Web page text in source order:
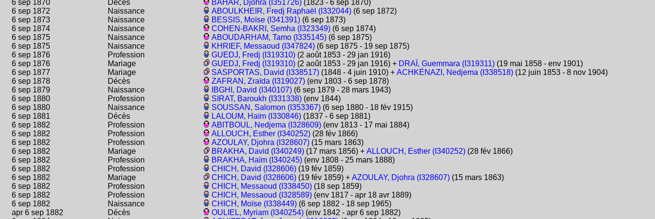
6 sep 1870
Décès BAHAR, Djohra (I351726) (1823 - 6 sep 1870)
6 sep 1872
Naissance ABOULKHEIR, Fredj Raphaël (I332044) (6 sep 1872)
6 sep 1873
Naissance BESSIS, Moïse (I341391) (6 sep 1873)
6 sep 1874
Naissance COHEN-BAKRI, Semha (I323349) (6 sep 1874)
6 sep 1875
Naissance ABOUDARHAM, Tamo (I335145) (6 sep 1875)
6 sep 1875
Naissance KHRIEF, Messaoud (I347824) (6 sep 1875 - 19 sep 1875)
6 sep 1876
Profession GUEDJ, Fredj (I319310) (2 août 1853 - 29 jan 1916)
6 sep 1876
Mariage GUEDJ, Fredj (I319310) (2 août 1853 - 29 jan 1916) + DRAÏ, Guemmara (I319311) (19 mai 1858 - env 1901)
6 sep 1877
Mariage SASPORTAS, David (I338517) (1848 - 4 juin 1910) +ACHKÉNAZI, Nedjema (I338518) (12 juin 1853 - 8 nov 1904)
6 sep 1878
Décès ZAFRAN, Zraïda (I319027) (env 1803 - 6 sep 1878)
6 sep 1879
Naissance IBGHI, David (I340107) (6 sep 1879 - 28 mars 1943)
6 sep 1880
Profession SIRAT, Baroukh (I331338) (env 1844)
6 sep 1880
Naissance SOUSSAN, Salomon (I353367) (6 sep 1880 - 18 fév 1915)
6 sep 1881
Décès LALOUM, Haïm (I330846) (1837 - 6 sep 1881)
6 sep 1882
Profession ABITBOUL, Nedjema (I328609) (env 1813 - 17 mai 1884)
6 sep 1882
Profession ALLOUCH, Esther (I340252) (28 fév 1866)
6 sep 1882
Profession AZOULAY, Djohra (I328607) (15 mars 1863)
6 sep 1882
Mariage BRAKHA, David (I340249) (17 mars 1856) +ALLOUCH, Esther (I340252) (28 fév 1866)
6 sep 1882
Profession BRAKHA, Haïm (I340245) (env 1808 - 25 mars 1888)
6 sep 1882
Profession CHICH, David (I328606) (19 fév 1859)
6 sep 1882
Mariage CHICH, David (I328606) (19 fév 1859) +AZOULAY, Djohra (I328607) (15 mars 1863)
6 sep 1882
Profession CHICH, Messaoud (I338450) (18 sep 1859)
6 sep 1882
Profession CHICH, Messaoud (I328589) (env 1817 - apr 18 avr 1889)
6 sep 1882
Naissance CHICH, Moïse (I338449) (6 sep 1882 - 18 sep 1965)
apr 6 sep 1882
Décès OULIEL, Myriam (I340254) (env 1842 - apr 6 sep 1882)